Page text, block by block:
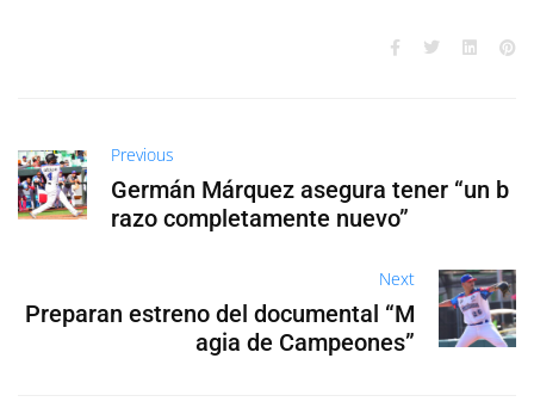
Previous
Germán Márquez asegura tener “un b
razo completamente nuevo”
Next
Preparan estreno del documental “M
agia de Campeones”